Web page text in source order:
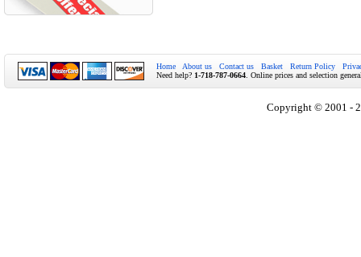
Home About us Contact us Basket Return Policy
Need help? 1-718-787-0664 . Online prices and selection
Copyright © 2001 -